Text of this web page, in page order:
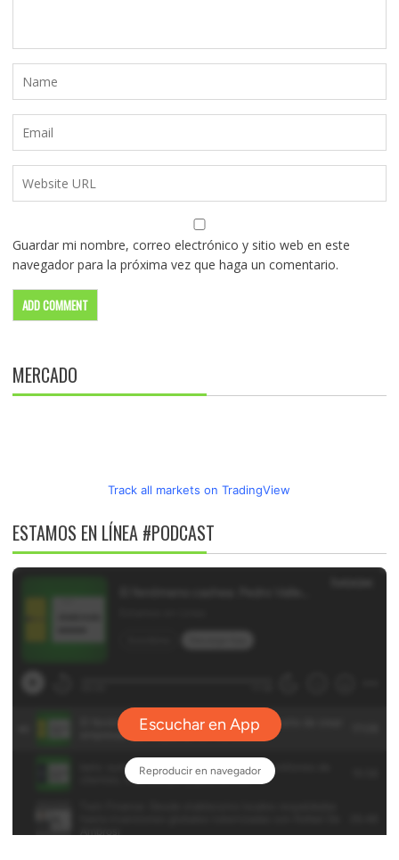
Guardar mi nombre, correo electrónico y sitio web en este
navegador para la próxima vez que haga un comentario.
MERCADO
Track all markets on TradingView
ESTAMOS EN LÍNEA #PODCAST